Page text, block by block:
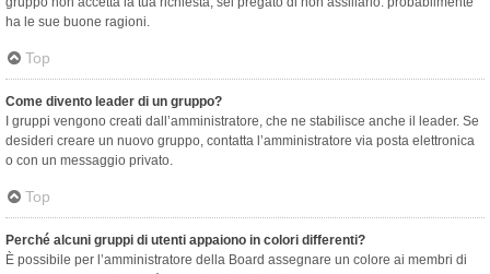
ha le sue buone ragioni.
Top
Come divento leader di un gruppo?
I gruppi vengono creati dall’amministratore, che ne stabilisce anche il leader. Se
desideri creare un nuovo gruppo, contatta l’amministratore via posta elettronica
o con un messaggio privato.
Top
Perché alcuni gruppi di utenti appaiono in colori differenti?
È possibile per l’amministratore della Board assegnare un colore ai membri di